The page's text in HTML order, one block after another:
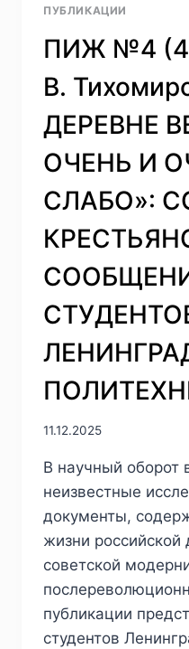
ПУБЛИКАЦИИ
ПИЖ №4
В.
ДЕРЕВНЕ
ОЧЕНЬ И
СЛАБО»:
11.12.2025
В научный оборот
неизвестные
документы,
жизни российской
советской
публикации
студентов